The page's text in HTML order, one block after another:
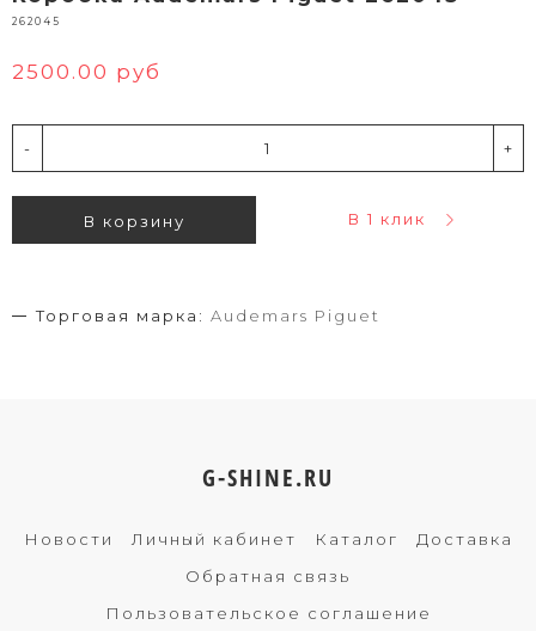
262045
2500.00 руб
- +
В корзину В 1 клик
Торговая марка: Audemars Piguet
G-SHINE.RU
Новости Личный кабинет Каталог
Доставка
Обратная связь
Пользовательское соглашение